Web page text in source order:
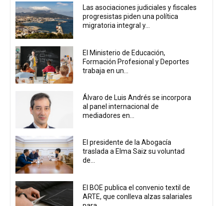
Las asociaciones judiciales y fiscales
progresistas piden una política
migratoria integral y...
El Ministerio de Educación,
Formación Profesional y Deportes
trabaja en un...
Álvaro de Luis Andrés se incorpora
al panel internacional de
mediadores en...
El presidente de la Abogacía
traslada a Elma Saiz su voluntad
de...
El BOE publica el convenio textil de
ARTE, que conlleva alzas salariales